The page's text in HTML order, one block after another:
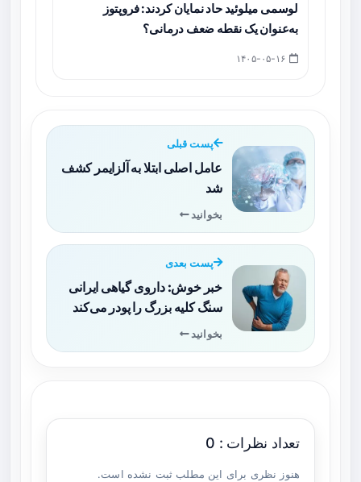
لوسمی میلوئید حاد نمایان کردند: فروپتوز
به‌عنوان یک نقطه ضعف درمانی؟
پست قبلی
عامل اصلی ابتلا به آلزایمر کشف
شد
بخوانید
پست بعدی
خبر خوش: داروی گیاهی ایرانی
سنگ کلیه بزرگ را پودر می‌کند
بخوانید
تعداد نظرات : 0
هنوز نظری برای این مطلب ثبت نشده است.